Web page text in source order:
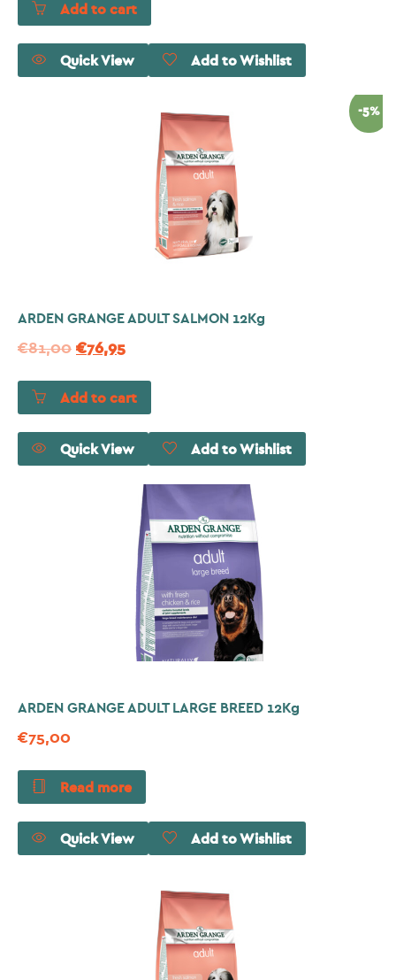
Add to cart
Quick View Add to Wishlist
-5%
ARDEN GRANGE ADULT SALMON 12Kg
€81,00 €76,95
Add to cart
Quick View Add to Wishlist
ARDEN GRANGE ADULT LARGE BREED 12Kg
€75,00
Read more
Quick View Add to Wishlist